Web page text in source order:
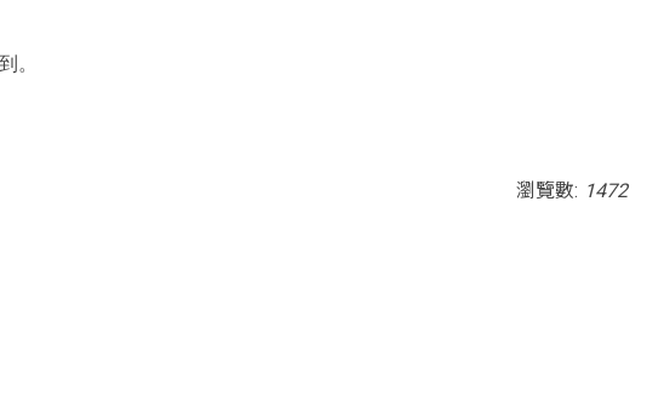
。
瀏覽數: 1472